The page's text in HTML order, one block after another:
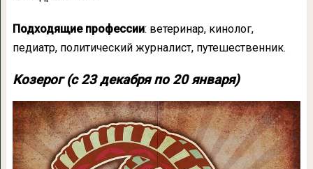
Подходящие профессии: ветеринар, кинолог,
педиатр, политический журналист, путешественник.
Козерог (с 23 декабря по 20 января)